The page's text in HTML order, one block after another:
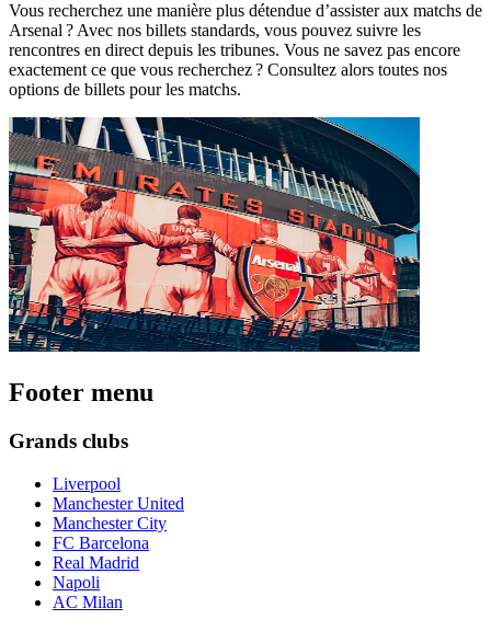
Vous recherchez une manière plus détendue d’assister aux matchs de
Arsenal ? Avec nos billets standards, vous pouvez suivre les
rencontres en direct depuis les tribunes. Vous ne savez pas encore
exactement ce que vous recherchez ? Consultez alors toutes nos
options de billets pour les matchs.
Footer menu
Grands clubs
Liverpool
Manchester United
Manchester City
FC Barcelona
Real Madrid
Napoli
AC Milan